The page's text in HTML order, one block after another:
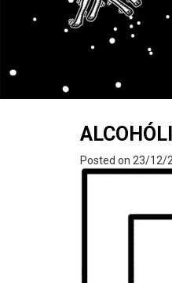
Posted on 23/12/